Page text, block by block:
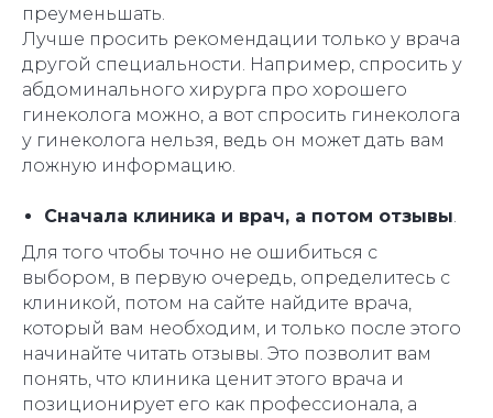
преуменьшать.
Лучше просить рекомендации только у врача
другой специальности. Например, спросить у
абдоминального хирурга про хорошего
гинеколога можно, а вот спросить гинеколога
у гинеколога нельзя, ведь он может дать вам
ложную информацию.
Сначала клиника и врач, а потом отзывы.
Для того чтобы точно не ошибиться с
выбором, в первую очередь, определитесь с
клиникой, потом на сайте найдите врача,
который вам необходим, и только после этого
начинайте читать отзывы. Это позволит вам
понять, что клиника ценит этого врача и
позиционирует его как профессионала, а